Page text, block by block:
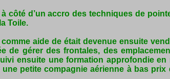
côté d’un accro des techniques de
Toile.
aide de était devenue ensuite
de gérer des frontales, des
ensuite une formation approfondie en
petite compagnie aérienne à bas